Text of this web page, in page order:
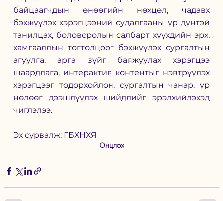
байцаагчдын өнөөгийн нөхцөл, чадавх
бэхжүүлэх хэрэгцээний судалгааны үр дүнтэй
танилцах, боловсролын салбарт хүүхдийн эрх,
хамгааллын тогтолцоог бэхжүүлэх сургалтын
агуулга, арга зүйг баяжуулах хэрэгцээ
шаардлага, интерактив контентыг нэвтрүүлэх
хэрэгцээг тодорхойлон, сургалтын чанар, үр
нөлөөг дээшлүүлэх шийдлийг эрэлхийлэхэд
чиглэлээ.
Эх сурвалж: ГБХНХЯ
Онцлох